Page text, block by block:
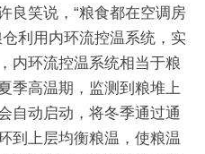
笑说，“粮食都在空调房
利用内环流控温系统，实
内环流控温系统相当于粮
季高温期，监测到粮堆上
自动启动，将冬季通过通
到上层均衡粮温，使粮温